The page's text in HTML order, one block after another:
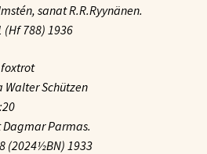
sanat R.R.Ryynänen.
(Hf 788) 1936
Walter Schützen
Parmas.
(2024½BN) 1933